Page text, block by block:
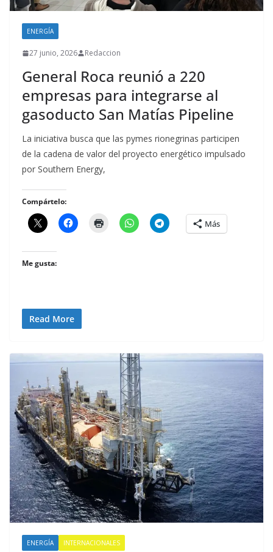
ENERGÍA
27 junio, 2026 Redaccion
General Roca reunió a 220
empresas para integrarse al
gasoducto San Matías Pipeline
La iniciativa busca que las pymes rionegrinas participen
de la cadena de valor del proyecto energético impulsado
por Southern Energy,
Compártelo:
Más
Me gusta:
Read More
ENERGÍA INTERNACIONALES